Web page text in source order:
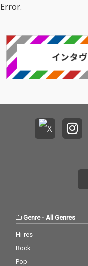
Error.
Genre- All Genres
Hi-res
Rock
Pop